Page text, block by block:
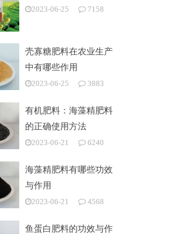
2023-06-25 7158
壳寡糖肥料在农业生产
中有哪些作用
2023-06-25 3883
有机肥料：海藻精肥料
的正确使用方法
2023-06-21 6240
海藻精肥料有哪些功效
与作用
2023-06-21 4568
鱼蛋白肥料的功效与作